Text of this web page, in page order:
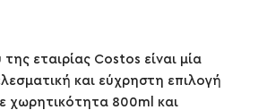
εταιρίας Costos είναι μία
και εύχρηστη επιλογή
χωρητικότητα 800ml και